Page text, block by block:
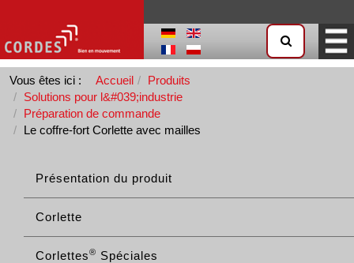
Vous êtes ici : Accueil
Produits
Solutions pour l&#039;industrie
Préparation de commande
Le coffre-fort Corlette avec mailles
Présentation du produit
Corlette
Corlettes® Spéciales